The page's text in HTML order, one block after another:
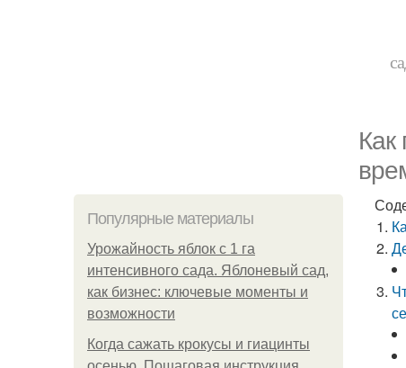
Как
Популярные материалы
Урожайность яблок с 1 га
интенсивного сада. Яблоневый сад,
как бизнес: ключевые моменты и
возможности
Когда сажать крокусы и гиацинты